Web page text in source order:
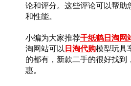
论和评分。这些评论可以帮助
和性能。
小编为大家推荐千纸鹤日淘网
淘网站可以 日淘代购模型玩具
的都有，新款二手的很好找到
惠。